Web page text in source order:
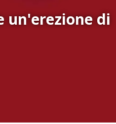
un'erezione di